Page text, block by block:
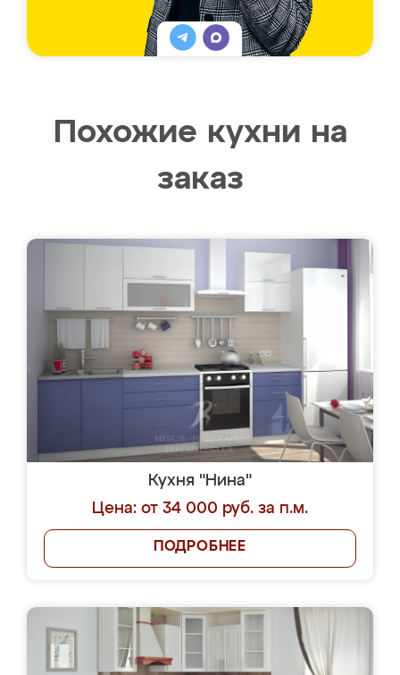
Похожие кухни на
заказ
Кухня "Нина"
Цена: от 34 000 руб. за п.м.
ПОДРОБНЕЕ